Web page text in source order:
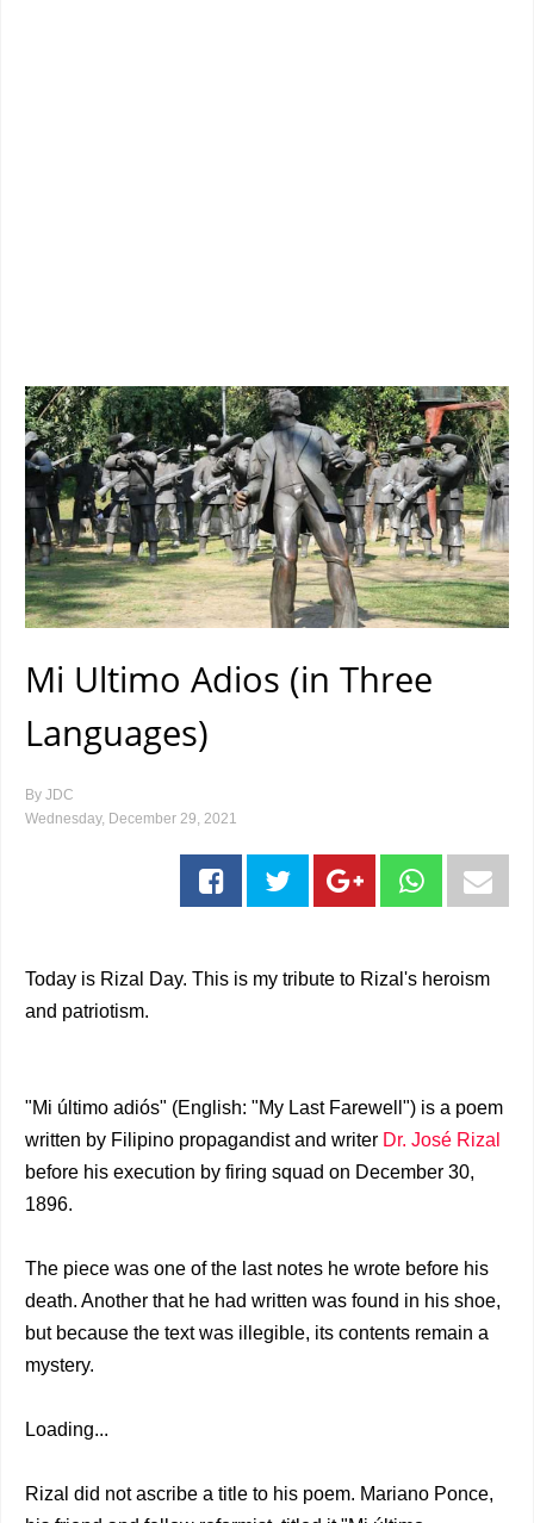
Mi Ultimo Adios (in Three
Languages)
By JDC
Wednesday, December 29, 2021
Today is Rizal Day. This is my tribute to Rizal's heroism
and patriotism.
"Mi último adiós" (English: "My Last Farewell") is a poem
written by Filipino propagandist and writer Dr. José Rizal
before his execution by firing squad on December 30,
1896.
The piece was one of the last notes he wrote before his
death. Another that he had written was found in his shoe,
but because the text was illegible, its contents remain a
mystery.
Loading...
Rizal did not ascribe a title to his poem. Mariano Ponce,